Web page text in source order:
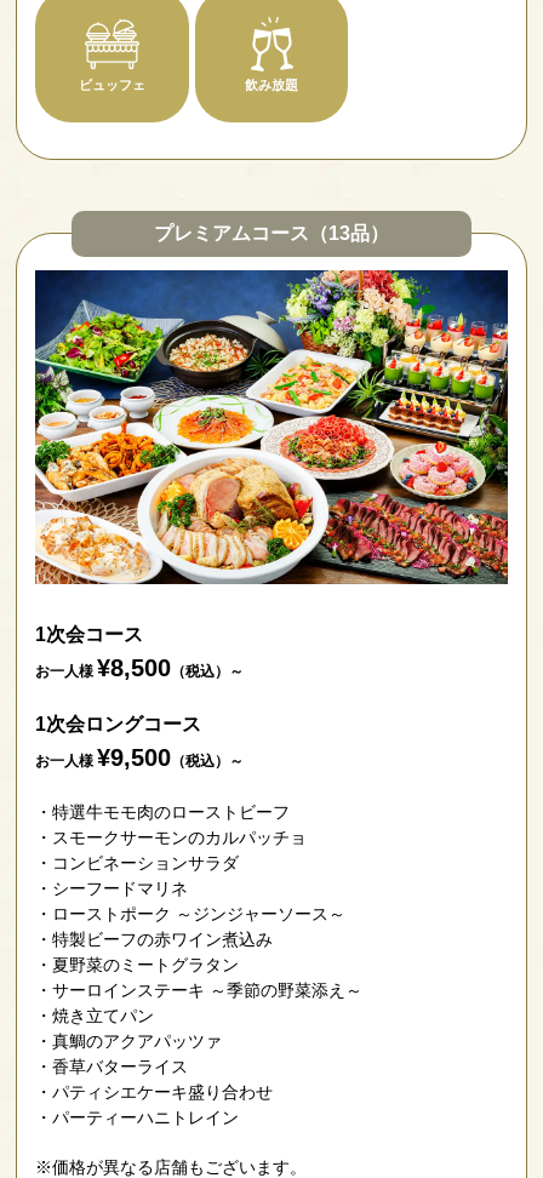
ビュッフェ 飲み放題
プレミアムコース（13品）
1次会コース
お一人様 ¥8,500 （税込）～
1次会ロングコース
お一人様 ¥9,500 （税込）～
特選牛モモ肉のローストビーフ
スモークサーモンのカルパッチョ
コンビネーションサラダ
シーフードマリネ
ローストポーク ～ジンジャーソース～
特製ビーフの赤ワイン煮込み
夏野菜のミートグラタン
サーロインステーキ ～季節の野菜添え～
焼き立てパン
真鯛のアクアパッツァ
香草バターライス
パティシエケーキ盛り合わせ
パーティーハニトレイン
※価格が異なる店舗もございます。